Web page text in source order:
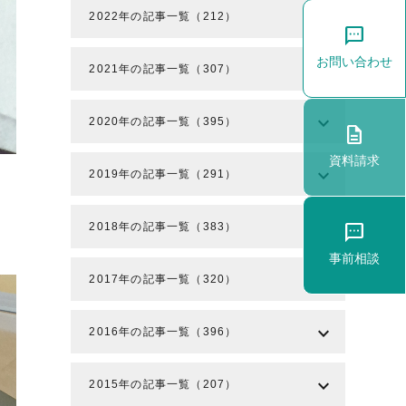
sms
お問い合わせ
description
資料請求
sms
事前相談
2022年の記事一覧（212）
2021年の記事一覧（307） expand_more
2020年の記事一覧（395） expand_more
2019年の記事一覧（291） expand_more
2018年の記事一覧（383）
2017年の記事一覧（320）
2016年の記事一覧（396） expand_more
2015年の記事一覧（207） expand_more